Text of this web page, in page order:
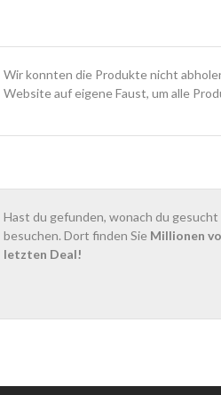
Wir konnten die Produkte nicht
Website auf eigene Faust, um alle
Hast du gefunden, wonach du
besuchen. Dort finden Sie Millionen
letzten Deal!